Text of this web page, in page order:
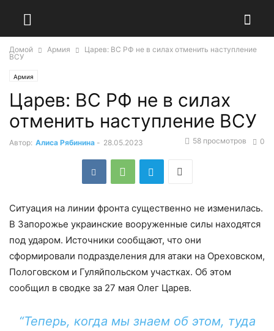
Домой Армия
Царев: ВС РФ не в силах отменить наступление
ВСУ
Армия
Царев: ВС РФ не в силах
отменить наступление ВСУ
Автор: Алиса Рябинина - 28.05.2023 0
58 просмотров
Ситуация на линии фронта существенно не изменилась.
В Запорожье украинские вооруженные силы находятся
под ударом. Источники сообщают, что они
сформировали подразделения для атаки на Ореховском,
Пологовском и Гуляйпольском участках. Об этом
сообщил в сводке за 27 мая Олег Царев.
“Теперь, когда мы знаем об этом, туда